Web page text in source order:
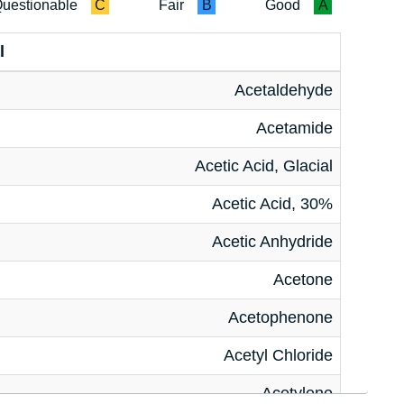
A
Good
B
Fair
C
Acetaldehyde
Acetamide
Acetic Acid, Glacial
Acetic Acid, 30%
Acetic Anhydride
Acetone
Acetophenone
Acetyl Chloride
Acetylene